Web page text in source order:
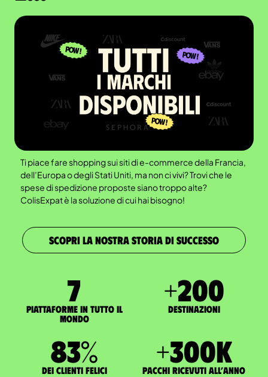
Ti piace fare shopping sui siti di e-commerce della Francia,
dell’Europa o degli Stati Uniti, ma non ci vivi? Trovi che le
spese di spedizione proposte siano troppo alte?
ColisExpat è la soluzione di cui hai bisogno!
SCOPRI LA NOSTRA STORIA DI SUCCESSO
7
Piattaforme in tutto il
mondo
+200
Destinazioni
83%
dei clienti felici
+300K
pacchi ricevuti all’anno